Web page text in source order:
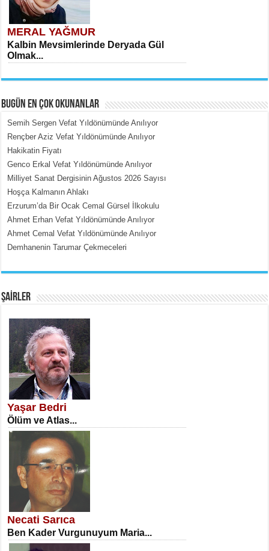
MERAL YAĞMUR
Kalbin Mevsimlerinde Deryada Gül
Olmak...
MEHMET ÇOBAN
İçerdeki Put Dışardaki Maskeler...
SATILMIŞ ÜMİT ÇETİNKAYA
Erkenlik...
NECLA DİLEK ARSLAN
Öğretmenler Günü Mahkemesi...
BUGÜN EN ÇOK OKUNANLAR
Semih Sergen Vefat Yıldönümünde Anılıyor
Rençber Aziz Vefat Yıldönümünde Anılıyor
Hakikatin Fiyatı
Genco Erkal Vefat Yıldönümünde Anılıyor
Milliyet Sanat Dergisinin Ağustos 2026 Sayısı
Hoşça Kalmanın Ahlakı
Erzurum’da Bir Ocak Cemal Gürsel İlkokulu
Ahmet Erhan Vefat Yıldönümünde Anılıyor
Ahmet Cemal Vefat Yıldönümünde Anılıyor
Demhanenin Tarumar Çekmeceleri
ŞAİRLER
Yaşar Bedri
Ölüm ve Atlas...
Necati Sarıca
Ben Kader Vurgunuyum Maria...